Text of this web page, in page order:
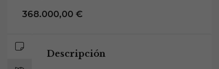
368.000,00 €
Descripción